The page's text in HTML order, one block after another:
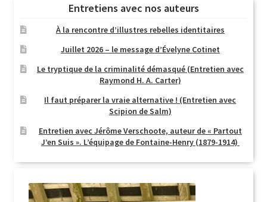
Entretiens avec nos auteurs
À la rencontre d’illustres rebelles identitaires
Juillet 2026 – le message d’Évelyne Cotinet
Le tryptique de la criminalité démasqué (Entretien avec
Raymond H. A. Carter)
Il faut préparer la vraie alternative ! (Entretien avec
Scipion de Salm)
Entretien avec Jérôme Verschoote, auteur de « Partout
J’en Suis ». L’équipage de Fontaine-Henry (1879-1914)